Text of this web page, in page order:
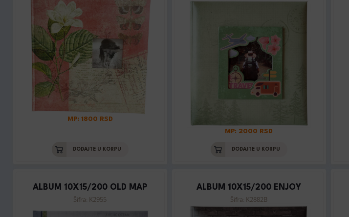
MP: 1800 RSD
DODAJTE U KORPU
MP: 2000 RSD
DODAJTE U KORPU
ALBUM 10X15/200 OLD MAP
Šifra: K2955
ALBUM 10X15/200 ENJOY
Šifra: K2882B